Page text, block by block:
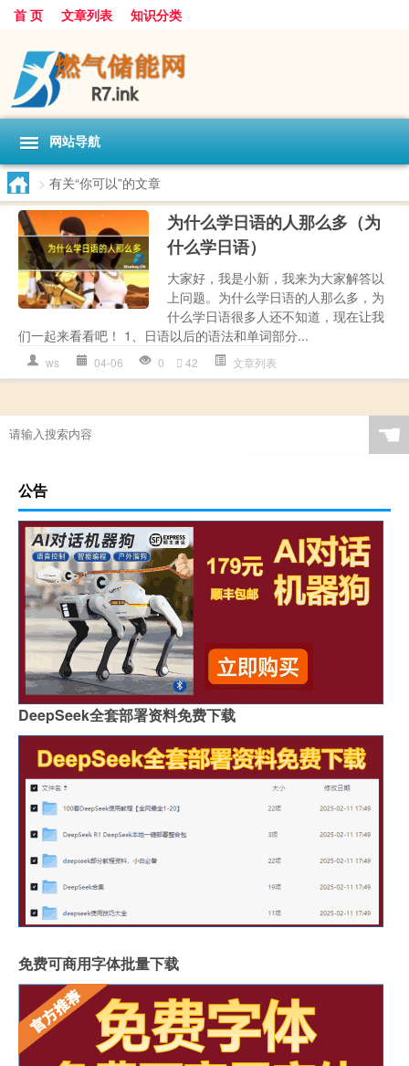
首 页 文章列表 知识分类
网站导航
> 有关“你可以”的文章
为什么学日语的人那么多（为
什么学日语）
大家好，我是小新，我来为大家解答以
上问题。为什么学日语的人那么多，为
什么学日语很多人还不知道，现在让我
们一起来看看吧！ 1、日语以后的语法和单词部分...
ws 04-06 0 42 文章列表
☚
公告
DeepSeek全套部署资料免费下载
免费可商用字体批量下载